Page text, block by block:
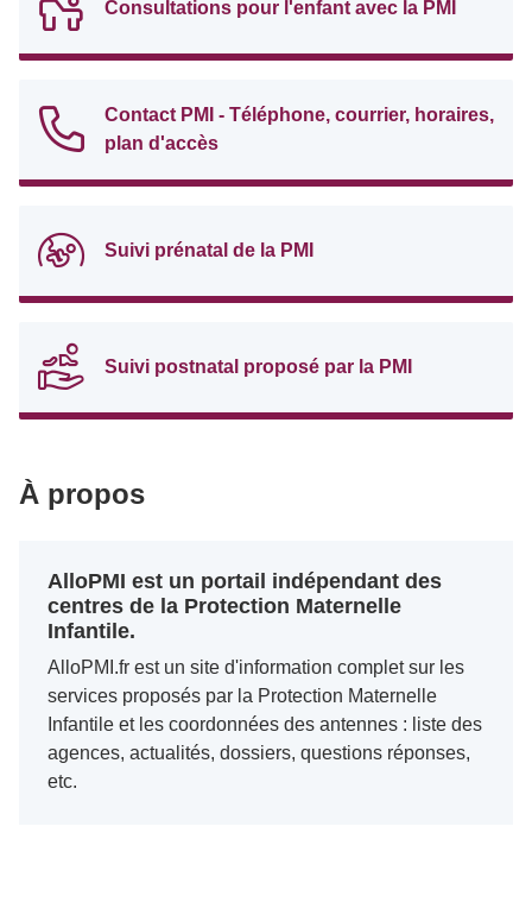
Consultations pour l'enfant avec la PMI
Contact PMI - Téléphone, courrier, horaires,
plan d'accès
Suivi prénatal de la PMI
Suivi postnatal proposé par la PMI
À propos
AlloPMI est un portail indépendant des
centres de la Protection Maternelle
Infantile.
AlloPMI.fr est un site d'information complet sur les
services proposés par la Protection Maternelle
Infantile et les coordonnées des antennes : liste des
agences, actualités, dossiers, questions réponses,
etc.